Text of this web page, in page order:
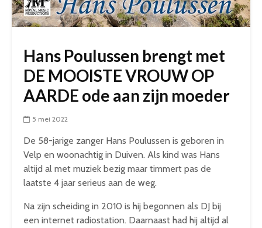
Hans Poulussen brengt met
DE MOOISTE VROUW OP
AARDE ode aan zijn moeder
5 mei 2022
De 58-jarige zanger Hans Poulussen is geboren in
Velp en woonachtig in Duiven. Als kind was Hans
altijd al met muziek bezig maar timmert pas de
laatste 4 jaar serieus aan de weg.
Na zijn scheiding in 2010 is hij begonnen als DJ bij
een internet radiostation. Daarnaast had hij altijd al